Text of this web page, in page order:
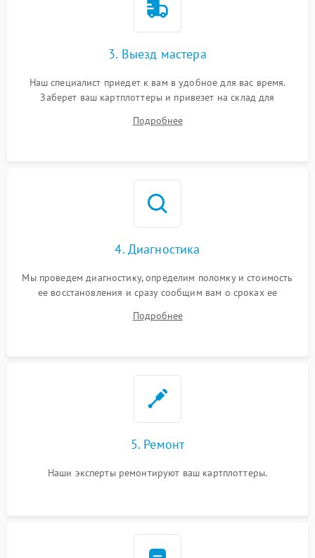
3. Выезд мастера
Наш специалист приедет к вам в удобное для вас время.
Заберет ваш картплоттеры и привезет на склад для
Подробнее
4. Диагностика
Мы проведем диагностику, определим поломку и стоимость
ее восстановления и сразу сообщим вам о сроках ее
Подробнее
5. Ремонт
Наши эксперты ремонтируют ваш картплоттеры.